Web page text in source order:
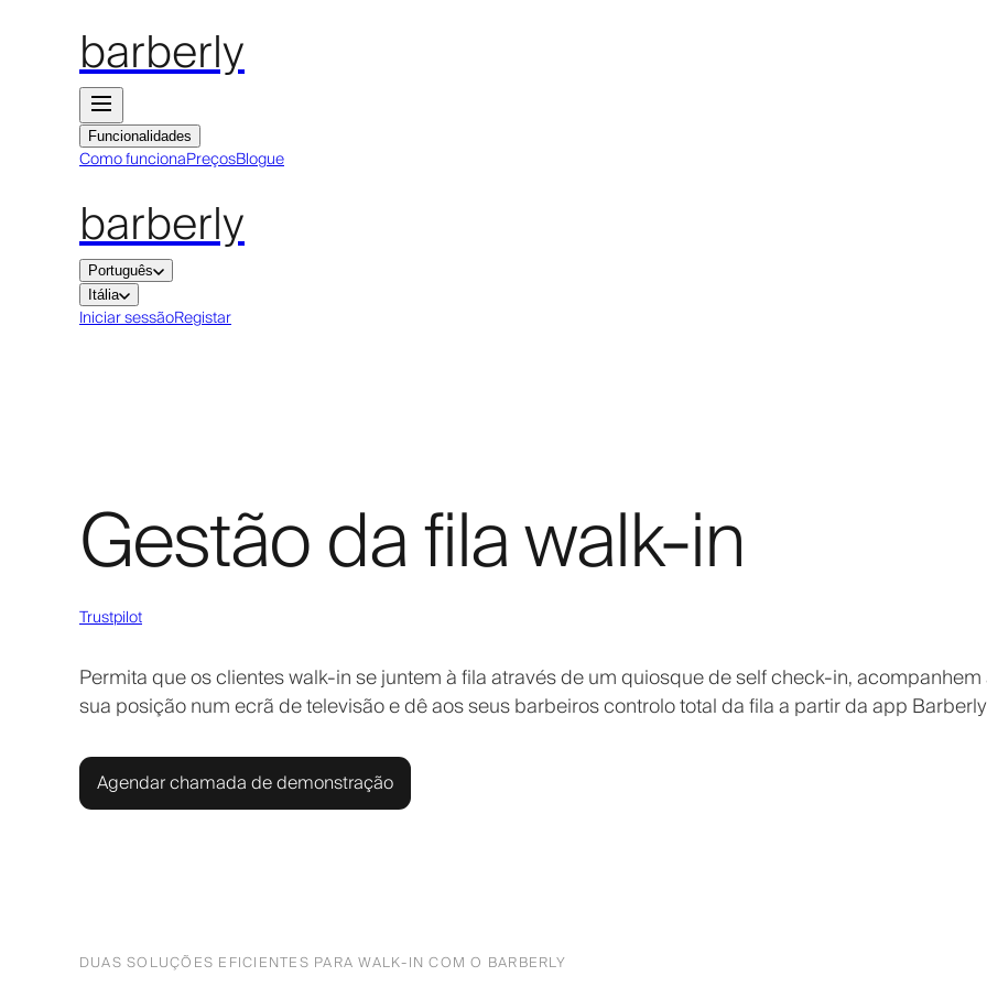
barberly
Funcionalidades
Como funcionaPreçosBlogue
barberly
Português
Itália
Iniciar sessãoRegistar
Gestão da fila walk-in
Trustpilot
Permita que os clientes walk-in se juntem à fila através de um quiosque de self check-in, acompanhem
sua posição num ecrã de televisão e dê aos seus barbeiros controlo total da fila a partir da app
Agendar chamada de demonstração
DUAS SOLUÇÕES EFICIENTES PARA WALK-IN COM O BARBERLY